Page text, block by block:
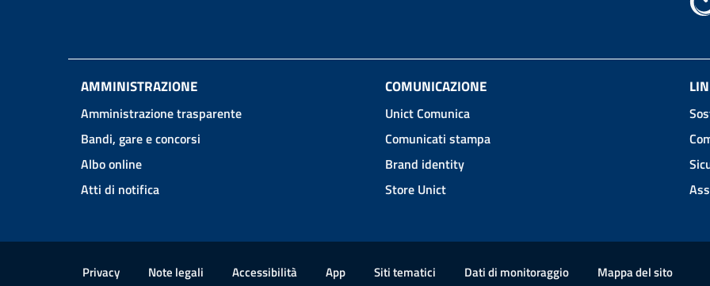
AMMINISTRAZIONE
Amministrazione trasparente
Bandi, gare e concorsi
Albo online
Atti di notifica
COMUNICAZIONE
Unict Comunica
Comunicati stampa
Brand identity
Store Unict
Privacy Note legali Accessibilità App Siti tematici Dati di monitoraggio Mappadel sito